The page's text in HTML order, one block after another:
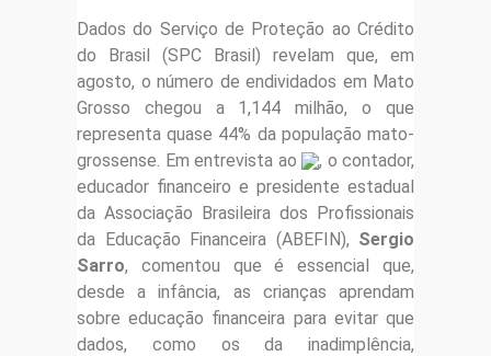
Dados do Serviço de Proteção ao Crédito
do Brasil (SPC Brasil) revelam que, em
agosto, o número de endividados em Mato
Grosso chegou a 1,144 milhão, o que
representa quase 44% da população mato-
grossense. Em entrevista ao
, o contador,
educador financeiro e presidente estadual
da Associação Brasileira dos Profissionais
da Educação Financeira (ABEFIN), Sergio
Sarro, comentou que é essencial que,
desde a infância, as crianças aprendam
sobre educação financeira para evitar que
dados, como os da inadimplência,